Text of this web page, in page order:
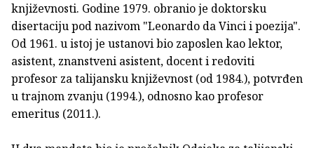
književnosti. Godine 1979. obranio je doktorsku
disertaciju pod nazivom "Leonardo da Vinci i poezija".
Od 1961. u istoj je ustanovi bio zaposlen kao lektor,
asistent, znanstveni asistent, docent i redoviti
profesor za talijansku književnost (od 1984.), potvrđen
u trajnom zvanju (1994.), odnosno kao profesor
emeritus (2011.).